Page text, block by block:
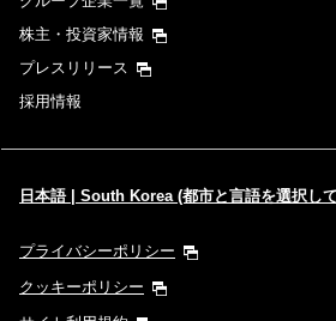
株主・投資家情報
プレスリリース
採用情報
日本語 | South Korea (都市と言語を選択し
プライバシーポリシー
クッキーポリシー